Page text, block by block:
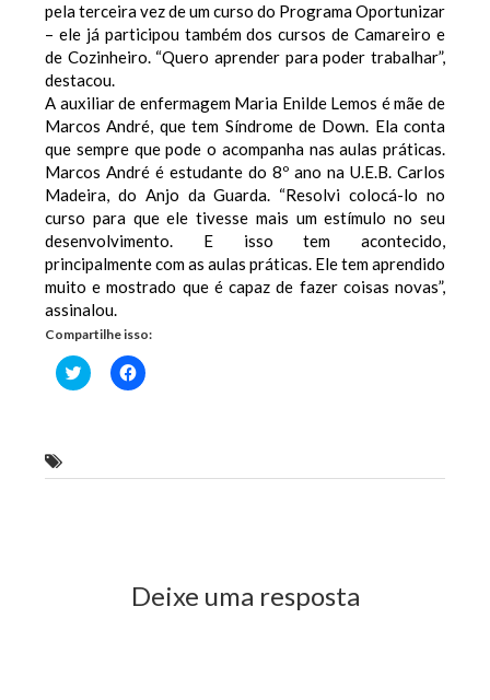
pela terceira vez de um curso do Programa Oportunizar
– ele já participou também dos cursos de Camareiro e
de Cozinheiro. “Quero aprender para poder trabalhar”,
destacou.
A auxiliar de enfermagem Maria Enilde Lemos é mãe de
Marcos André, que tem Síndrome de Down. Ela conta
que sempre que pode o acompanha nas aulas práticas.
Marcos André é estudante do 8º ano na U.E.B. Carlos
Madeira, do Anjo da Guarda. “Resolvi colocá-lo no
curso para que ele tivesse mais um estímulo no seu
desenvolvimento. E isso tem acontecido,
principalmente com as aulas práticas. Ele tem aprendido
muito e mostrado que é capaz de fazer coisas novas”,
assinalou.
Compartilhe isso:
Clique
para
Clique
para
Deixe uma resposta